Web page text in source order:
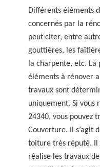
Différents éléments
concernés par la
peut citer, entre
gouttières, les
la charpente, etc.
éléments à rénover
travaux sont
uniquement. Si vous
24340, vous pouvez
Couverture. Il s’agit
toiture très réputé. Il
réalise les travaux